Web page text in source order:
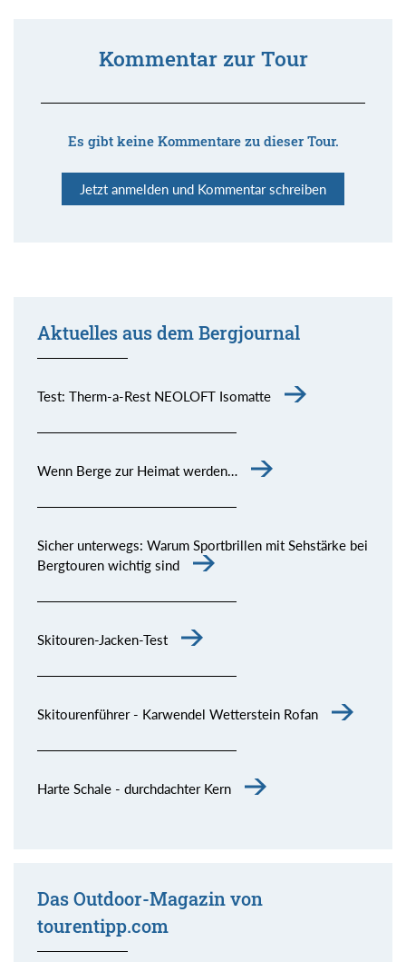
Kommentar zur Tour
Es gibt keine Kommentare zu dieser Tour.
Jetzt anmelden und Kommentar schreiben
Aktuelles aus dem Bergjournal
Test: Therm-a-Rest NEOLOFT Isomatte
Wenn Berge zur Heimat werden…
Sicher unterwegs: Warum Sportbrillen mit Sehstärke bei
Bergtouren wichtig sind
Skitouren-Jacken-Test
Skitourenführer - Karwendel Wetterstein Rofan
Harte Schale - durchdachter Kern
Das Outdoor-Magazin von
tourentipp.com